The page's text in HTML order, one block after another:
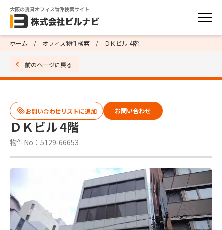
大阪の賃貸オフィス物件検索サイト
ホーム オフィス物件検索 ＤＫビル 4階
前のページに戻る
ＤＫビル 4階
物件No：5129-66653
お問い合わせ